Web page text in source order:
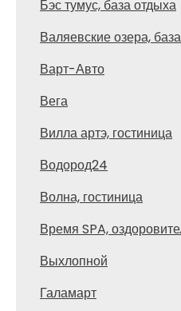
Бэс тумус, база отдыха
Валяевские озера,
Варт-Авто
Вега
Вилла артэ, гостиница
Водород24
Волна, гостиница
Время SPA,
Выхлопной
Галамарт